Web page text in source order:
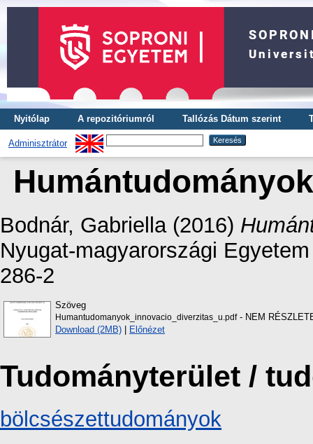
Nyitólap A repozitóriumról Tallózás Dátum szerint
Adminisztrátor
Bodnár, Gabriella(2016)
Nyugat-magyarországi
286-2
Szöveg
Humantudomanyok_innovacio_diverzitas_u.pdf- NEM
Download (2MB) | Előnézet
Tudományterület /
bölcsészettudományok